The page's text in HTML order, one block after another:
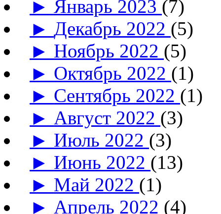
► Январь 2023 (7)
►Декабрь 2022 (5)
► Ноябрь 2022 (5)
► Октябрь 2022 (1)
► Сентябрь 2022 (1)
► Август 2022 (3)
► Июль 2022 (3)
► Июнь 2022 (13)
► Май 2022 (1)
► Апрель 2022 (4)